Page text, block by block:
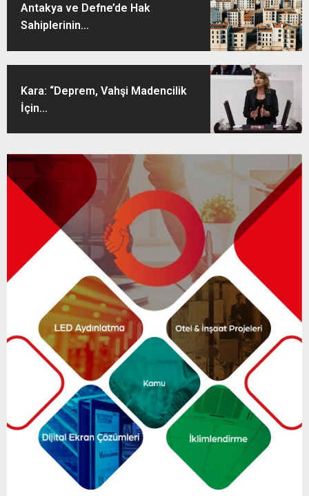
Antakya ve Defne’de Hak
Sahiplerinin...
Kara: “Deprem, Vahşi Madencilik
İçin...